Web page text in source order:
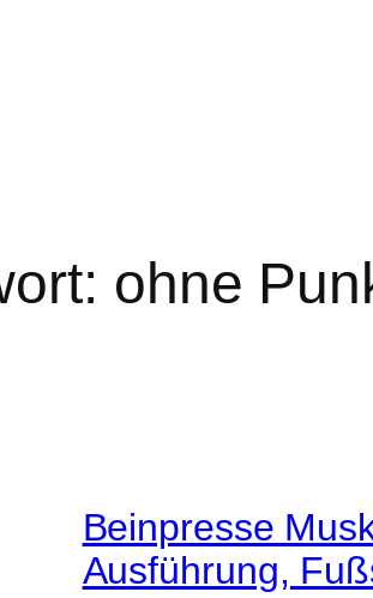
ohne
Beinpresse
Ausführung,